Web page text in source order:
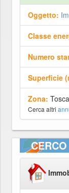
Oggetto:
Classe
Numero
Superficie
Zona:
Cerca altri
CERCO